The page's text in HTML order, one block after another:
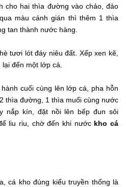
cho hai thìa đường vào chảo, đảo
màu cánh gián thì thêm 1 thìa
tan thành nước hàng.
tươi lót đáy niêu đất. Xếp xen kẽ,
đến một lớp cá.
cuối cùng lên lớp cá, pha hỗn
thìa đường, 1 thìa muối cùng nước
nắp kín, đặt nồi lên bếp đun sôi
liu riu, chờ đến khi nướckho cá
cá kho đúng kiểu truyền thống là